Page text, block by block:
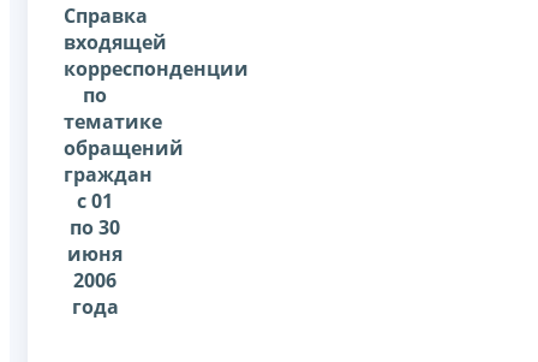
Справка
входящей
корреспонденции
по
тематике
обращений
граждан
с 01
по 30
июня
2006
года